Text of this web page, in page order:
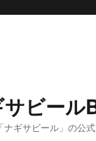
ビール
ギサビール」の公